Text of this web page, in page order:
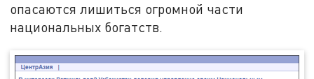
опасаются лишиться огромной части
национальных богатств.